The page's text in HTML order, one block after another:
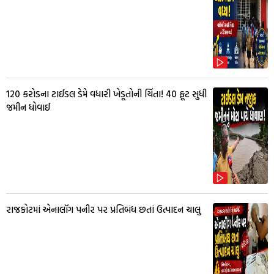
₹120 કરોડના ટાઈડલ ડેમે વધારી ખેડૂતોની ચિંતા! 40 ફૂટ સુધી
જમીન ધોવાઈ
રાજકોટમાં એનાલૉગ પનીર પર પ્રતિબંધ છતાં ઉત્પાદન ચાલુ